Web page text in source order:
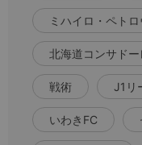
ミハイロ・ペト
北海道コンサド
戦術 J1リ
いわきFC